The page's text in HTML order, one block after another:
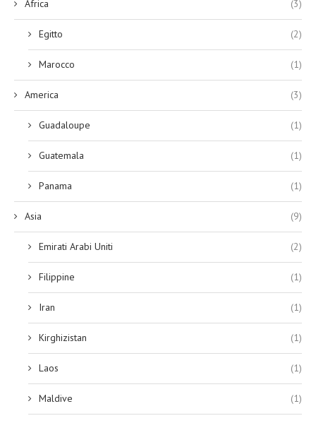
Africa (3)
Egitto (2)
Marocco (1)
America (3)
Guadaloupe (1)
Guatemala (1)
Panama (1)
Asia (9)
Emirati Arabi Uniti (2)
Filippine (1)
Iran (1)
Kirghizistan (1)
Laos (1)
Maldive (1)